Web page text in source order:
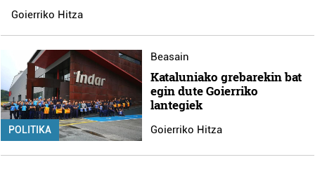
Goierriko Hitza
POLITIKA
Beasain
Kataluniako grebarekin bat
egin dute Goierriko
lantegiek
Goierriko Hitza